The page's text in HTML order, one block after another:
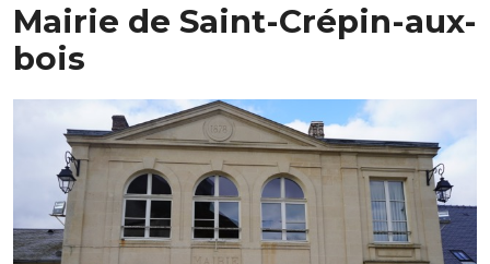
Mairie de Saint-Crépin-aux-
bois